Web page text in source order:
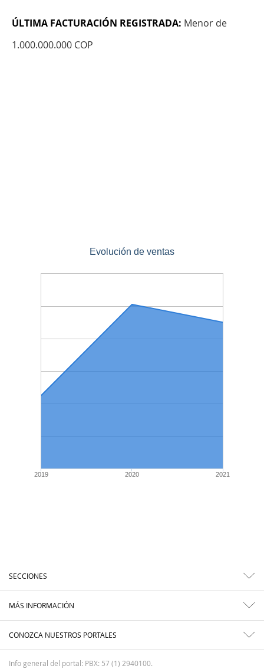
ÚLTIMA FACTURACIÓN REGISTRADA: Menor de
1.000.000.000 COP
Evolución de ventas
2019 2020 2021
SECCIONES
MÁS INFORMACIÓN
CONOZCA NUESTROS PORTALES
Info general del portal: PBX: 57 (1) 2940100.